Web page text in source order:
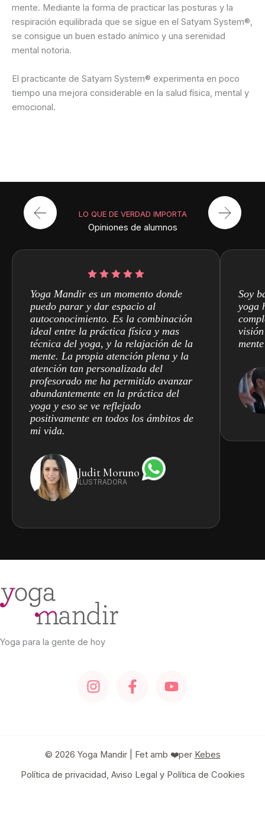
mente. Mediante la forma de practicar las posturas y la
respiración equilibrada que se sigue en el Satyam System®,
se consigue un buen estado anímico y una serenidad
mental notoria.
El practicante de Satyam System® experimenta en poco
tiempo una mejora considerable en la salud física, mental y
emocional.
LO QUE DE VERDAD IMPORTA
Opiniones de alumnos
Yoga Mandir es un momento donde
puedo parar y dar espacio al
autoconocimiento. Es la combinación
ideal entre la práctica física y mas
técnica del yoga, y la relajación de la
mente. La propia atención plena y la
atención tan personalizada del
profesorado me ha permitido avanzar
abundantemente en la práctica del
yoga y eso se ve reflejado
positivamente en todos los ámbitos de
mi vida.
Judit Moruno
ILUSTRADORA
Soy
yoga
Yoga para la gente de hoy
© 2026 Yoga Mandir | Fet amb ❤️per Kebes
Política de privacidad, Aviso Legal y Política de Cookies